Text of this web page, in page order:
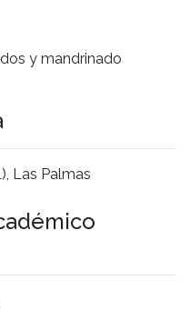
y mandrinado
Las Palmas